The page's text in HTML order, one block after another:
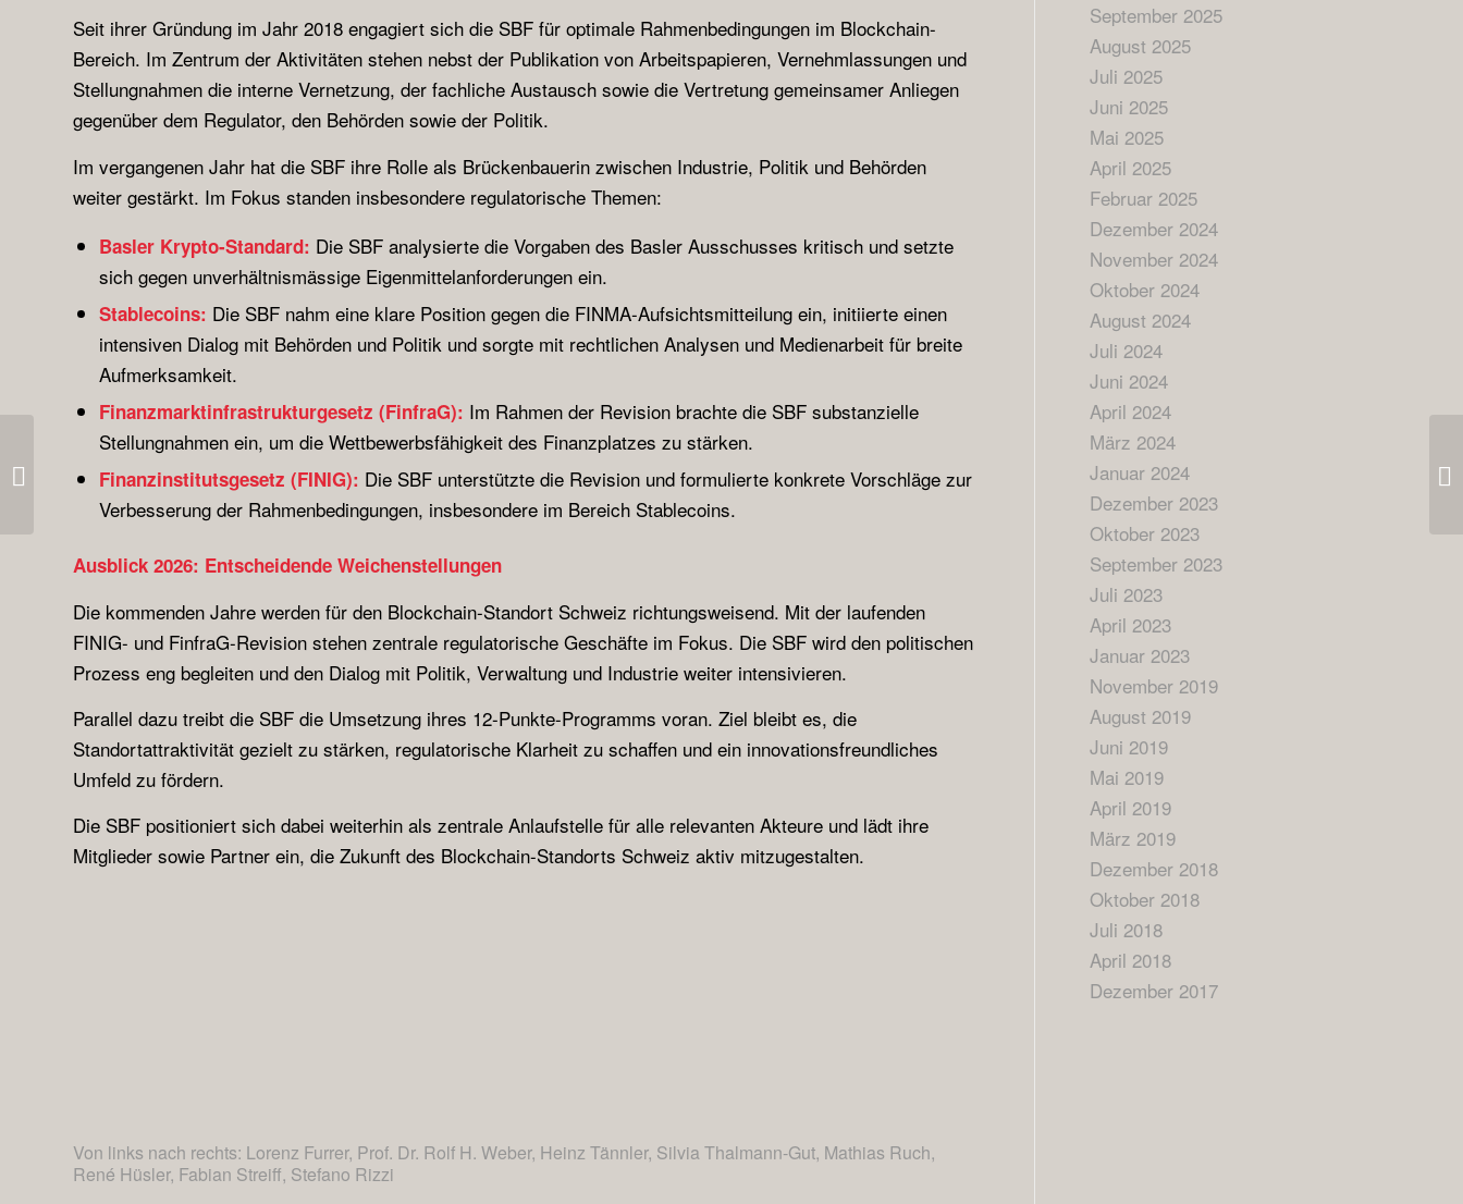
Seit ihrer Gründung im Jahr 2018 engagiert sich die SBF für optimale Rahmenbedingungen im Blockchain-
Bereich. Im Zentrum der Aktivitäten stehen nebst der Publikation von Arbeitspapieren, Vernehmlassungen und
Stellungnahmen die interne Vernetzung, der fachliche Austausch sowie die Vertretung gemeinsamer Anliegen
gegenüber dem Regulator, den Behörden sowie der Politik.
Im vergangenen Jahr hat die SBF ihre Rolle als Brückenbauerin zwischen Industrie, Politik und Behörden
weiter gestärkt. Im Fokus standen insbesondere regulatorische Themen:
Basler Krypto-Standard: Die SBF analysierte die Vorgaben des Basler Ausschusses kritisch und setzte
sich gegen unverhältnismässige Eigenmittelanforderungen ein.
Stablecoins: Die SBF nahm eine klare Position gegen die FINMA-Aufsichtsmitteilung ein, initiierte einen
intensiven Dialog mit Behörden und Politik und sorgte mit rechtlichen Analysen und Medienarbeit für breite
Aufmerksamkeit.
Finanzmarktinfrastrukturgesetz (FinfraG): Im Rahmen der Revision brachte die SBF substanzielle
Stellungnahmen ein, um die Wettbewerbsfähigkeit des Finanzplatzes zu stärken.
Finanzinstitutsgesetz (FINIG): Die SBF unterstützte die Revision und formulierte konkrete Vorschläge zur
Verbesserung der Rahmenbedingungen, insbesondere im Bereich Stablecoins.
Ausblick 2026: Entscheidende Weichenstellungen
Die kommenden Jahre werden für den Blockchain-Standort Schweiz richtungsweisend. Mit der laufenden
FINIG- und FinfraG-Revision stehen zentrale regulatorische Geschäfte im Fokus. Die SBF wird den politischen
Prozess eng begleiten und den Dialog mit Politik, Verwaltung und Industrie weiter intensivieren.
Parallel dazu treibt die SBF die Umsetzung ihres 12-Punkte-Programms voran. Ziel bleibt es, die
Standortattraktivität gezielt zu stärken, regulatorische Klarheit zu schaffen und ein innovationsfreundliches
Umfeld zu fördern.
Die SBF positioniert sich dabei weiterhin als zentrale Anlaufstelle für alle relevanten Akteure und lädt ihre
Mitglieder sowie Partner ein, die Zukunft des Blockchain-Standorts Schweiz aktiv mitzugestalten.
Von links nach rechts: Lorenz Furrer, Prof. Dr. Rolf H. Weber, Heinz Tännler, Silvia Thalmann-Gut, Mathias Ruch,
René Hüsler, Fabian Streiff, Stefano Rizzi
September 2025
August 2025
Juli 2025
Juni 2025
Mai 2025
April 2025
Februar 2025
Dezember 2024
November 2024
Oktober 2024
August 2024
Juli 2024
Juni 2024
April 2024
März 2024
Januar 2024
Dezember 2023
Oktober 2023
September 2023
Juli 2023
April 2023
Januar 2023
November 2019
August 2019
Juni 2019
Mai 2019
April 2019
März 2019
Dezember 2018
Oktober 2018
Juli 2018
April 2018
Dezember 2017
Newsletter#3/2025 |
Blockchain-Rennen:
Weichenstellungen...